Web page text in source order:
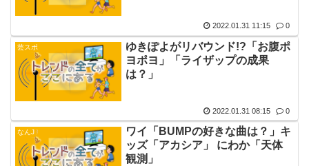
2022.01.31 11:15 0
芸スポ
ゆきぽよがリバウンド!?「お腹ポ
ヨポヨ」「ライザップの成果
は？」
2022.01.31 08:15 0
なんJ
ワイ「BUMPの好きな曲は？」キ
ッズ「アカシア」 にわか「天体
観測」